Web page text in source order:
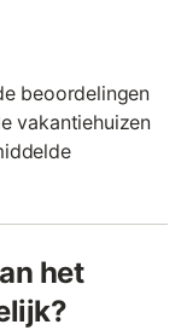
beoordelingen
vakantiehuizen
het